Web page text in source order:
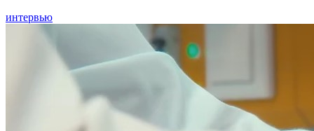
интервью